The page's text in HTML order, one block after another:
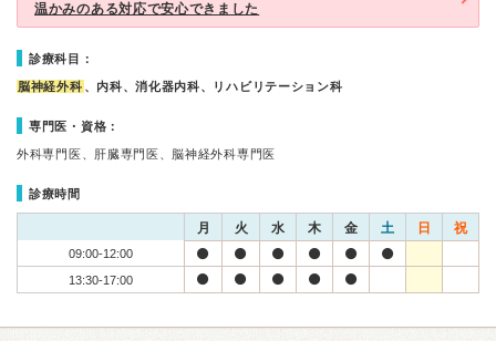
温かみのある対応で安心できました
診療科目：
脳神経外科 、内科、消化器内科、リハビリテーション科
専門医・資格：
外科専門医、肝臓専門医、脳神経外科専門医
診療時間
月 火 水 木 金 土 日 祝
09:00-12:00
13:30-17:00